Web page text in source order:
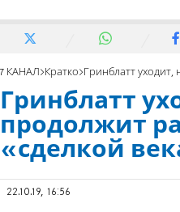
7 КАНАЛ Кратко Гринблатт уходит, но
Гринблатт
продолжит
«сделкой
22.10.19, 16:56